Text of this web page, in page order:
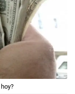
hoy?